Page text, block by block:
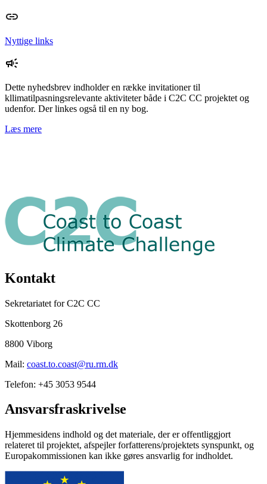
Nyttige links
Dette nyhedsbrev indholder en række invitationer til
kllimatilpasningsrelevante aktiviteter både i C2C CC projektet og
udenfor. Der linkes også til en ny bog.
Læs mere
Kontakt
Sekretariatet for C2C CC
Skottenborg 26
8800 Viborg
Mail: coast.to.coast@ru.rm.dk
Telefon: +45 3053 9544
Ansvarsfraskrivelse
Hjemmesidens indhold og det materiale, der er offentliggjort
relateret til projektet, afspejler forfatterens/projektets synspunkt, og
Europakommissionen kan ikke gøres ansvarlig for indholdet.